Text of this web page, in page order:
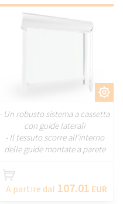
- Un robusto sistema a cassetta
con guide laterali
- Il tessuto scorre all'interno
delle guide montate a parete
A partire dal 107.01 EUR